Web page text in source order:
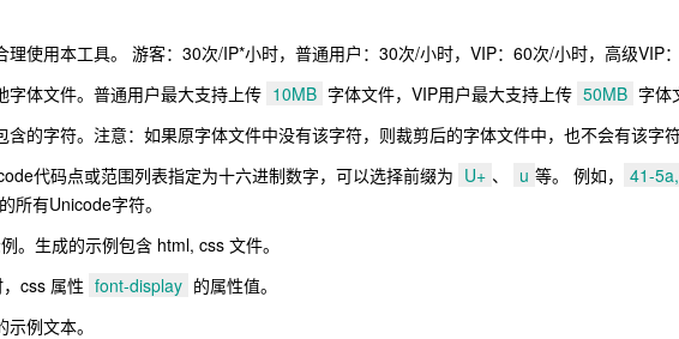
使用本工具。 游客：30次/IP*小时，普通用户：30次/小时，VIP：60次/小时，高级VIP：
体文件。普通用户最大支持上传 10MB 字体文件，VIP用户最大支持上传 50MB 字体
的字符。注意：如果原字体文件中没有该字符，则裁剪后的字体文件中，也不会有该字符
代码点或范围列表指定为十六进制数字，可以选择前缀为 U+ 、 u 等。 例如， 41-
所有Unicode字符。
。生成的示例包含 html, css 文件。
css 属性 font-display 的属性值。
例文本。